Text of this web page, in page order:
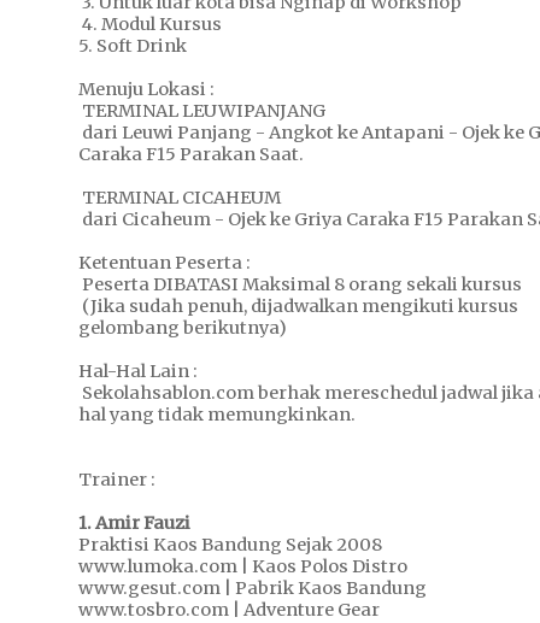
4. Modul Kursus
5. Soft Drink
Menuju Lokasi :
TERMINAL LEUWIPANJANG
dari Leuwi Panjang - Angkot ke Antapani - Ojek ke
Caraka F15 Parakan Saat.
TERMINAL CICAHEUM
dari Cicaheum - Ojek ke Griya Caraka F15 Parakan
Ketentuan Peserta :
Peserta DIBATASI Maksimal 8 orang sekali kursus
(Jika sudah penuh, dijadwalkan mengikuti kursus
gelombang berikutnya)
Hal-Hal Lain :
Sekolahsablon.com berhak mereschedul jadwal jika
hal yang tidak memungkinkan.
Trainer :
1. Amir Fauzi
Praktisi Kaos Bandung Sejak 2008
www.lumoka.com | Kaos Polos Distro
www.gesut.com | Pabrik Kaos Bandung
www.tosbro.com | Adventure Gear